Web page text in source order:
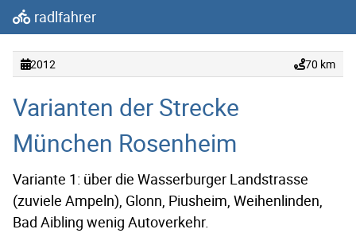
radlfahrer
2012 70 km
Varianten der Strecke
München Rosenheim
Variante 1: über die Wasserburger Landstrasse
(zuviele Ampeln), Glonn, Piusheim, Weihenlinden,
Bad Aibling wenig Autoverkehr.